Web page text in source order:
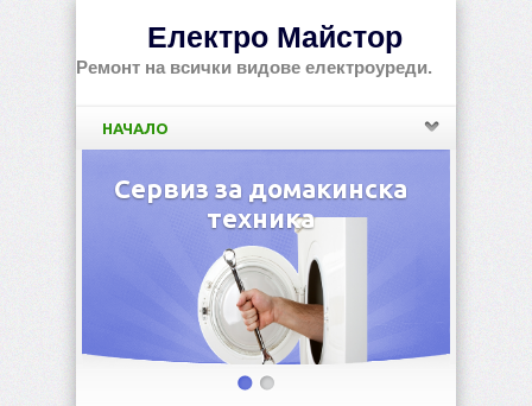
Електро Майстор
Ремонт на всички видове електроуреди.
НАЧАЛО
Сервиз за домакинска
техника